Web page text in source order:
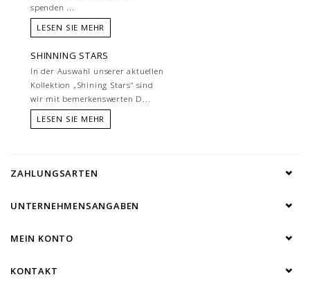
spenden ...
LESEN SIE MEHR
SHINNING STARS
In der Auswahl unserer aktuellen
Kollektion „Shining Stars“ sind
wir mit bemerkenswerten D...
LESEN SIE MEHR
ZAHLUNGSARTEN
UNTERNEHMENSANGABEN
MEIN KONTO
KONTAKT